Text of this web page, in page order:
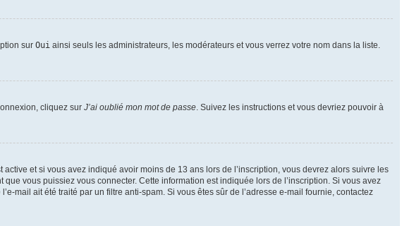
sur Oui ainsi seuls les administrateurs, les modérateurs et vous verrez votre nom dans la liste.
cliquez sur J’ai oublié mon mot de passe. Suivez les instructions et vous devriez pouvoir à
et si vous avez indiqué avoir moins de 13 ans lors de l’inscription, vous devrez alors suivre les
vous puissiez vous connecter. Cette information est indiquée lors de l’inscription. Si vous avez
mail ait été traité par un filtre anti-spam. Si vous êtes sûr de l’adresse e-mail fournie, contactez